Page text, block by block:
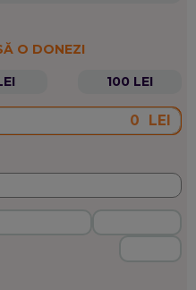
O DONEZI
100 LEI
LEI